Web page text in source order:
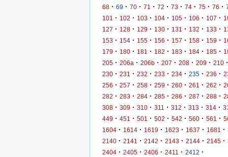
68 · 69 · 70 · 71 · 72 · 73 · 74 · 75 · 76 ·
101
· 102 · 103 · 104 · 105 · 106 · 107 ·
127 · 128 · 129 · 130 · 131 · 132 · 133 ·
153 · 154 · 155 · 156 · 157 · 158 · 159 ·
179 · 180 · 181 · 182 · 183 · 184 · 185 ·
205 · 206a · 206b · 207 · 208 · 209 · 210 ·
230 · 231 · 232 · 233 · 234 · 235 · 236 ·
256 · 257 · 258 · 259 · 260 · 261 · 262 ·
282 · 283 · 284 · 285 · 286 · 287 · 288 ·
308 · 309 · 310 · 311 · 312 · 313 · 314 ·
449 · 451 · 501 · 502 · 542 · 560 · 561 ·
1604 · 1614 · 1619 · 1623 · 1637 · 1681 ·
2140 · 2141 · 2142 · 2143 · 2144 · 2145 ·
2404 · 2405 · 2406 · 2411 · 2412 ·